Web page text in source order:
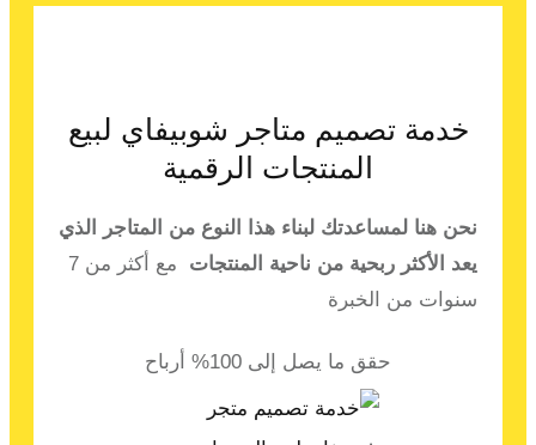
خدمة تصميم متاجر شوبيفاي لبيع
المنتجات الرقمية
نحن هنا لمساعدتك لبناء هذا النوع من المتاجر الذي
يعد الأكثر ربحية من ناحية المنتجات
مع أكثر من 7
سنوات من الخبرة
حقق ما يصل إلى 100% أرباح